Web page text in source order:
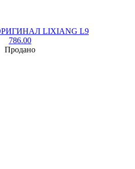
LIXIANG L9
786.00
Продано